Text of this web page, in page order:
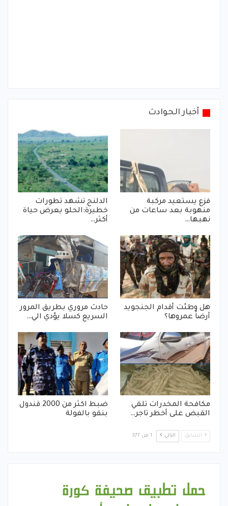
أخبار الحوادث
فزع يستعيد مركبة
منهوبة بعد ساعات من
نهبها…
الدلنج تشهد تطورات
خطيرة:الحلو يعرض حياة
أكثر…
هل وطئت أقدام الجنجويد
أرضاً عمروها؟
حادث مروري بطريق المرور
السريع كسلا يؤدي الي…
مكافحة المخدرات تلقي
القبض على أخطر تاجر…
ضبط اكثر من 2000 قندول
بنقو بالفولة
السابق التالي 1 من 377